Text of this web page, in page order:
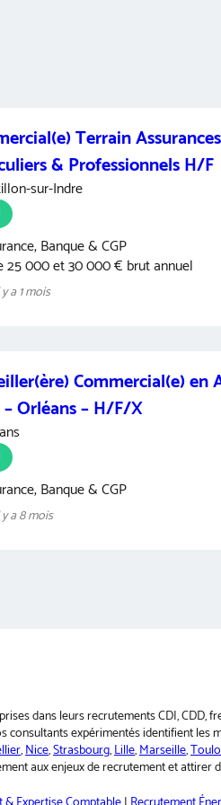
Terrain Assurances
& Professionnels H/F
sur-Indre
Banque & CGP
25 000 et 30 000 € brut annuel
a 1 mois
Commercial(e) en
– Orléans – H/F/X
Banque & CGP
a 8 mois
dans leurs recrutements CDI, CDD,
expérimentés identifient
,Nice,Strasbourg,Lille,Marseille,
aux enjeux de recrutement et attirer